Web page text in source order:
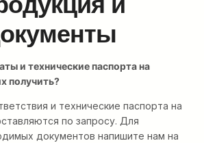
и технические паспорта на
получить?
и технические паспорта на
по запросу. Для
документов напишите нам на